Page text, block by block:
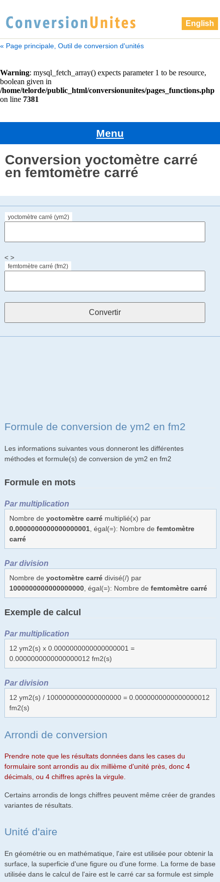
English
« Page principale, Outil de conversion d'unités
Menu
Conversion yoctomètre carré
en femtomètre carré
yoctomètre carré (ym2)
< >
femtomètre carré (fm2)
Formule de conversion de ym2 en fm2
Les informations suivantes vous donneront les différentes
méthodes et formule(s) de conversion de ym2 en fm2
Formule en mots
Par multiplication
Nombre de yoctomètre carrémultiplié(x) par
0.0000000000000000001, égal(=): Nombre de femtomètre
carré
Par division
Nombre de yoctomètre carrédivisé(/) par
1000000000000000000, égal(=): Nombre de femtomètre carré
Exemple de calcul
Par multiplication
12 ym2(s) x 0.0000000000000000001 =
0.0000000000000000012 fm2(s)
Par division
12 ym2(s) / 1000000000000000000 = 0.0000000000000000012
fm2(s)
Arrondi de conversion
Prendre note que les résultats données dans les cases du
formulaire sont arrondis au dix millième d'unité près, donc 4
décimals, ou 4 chiffres après la virgule.
Certains arrondis de longs chiffres peuvent même créer de grandes
variantes de résultats.
Unité d'aire
En géométrie ou en mathématique, l'aire est utilisée pour obtenir la
surface, la superficie d'une figure ou d'une forme. La forme de base
utilisée dans le calcul de l'aire est le carré car sa formule est simple